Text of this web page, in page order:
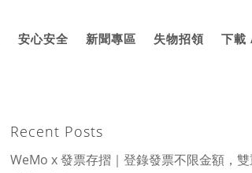
安心安全 新聞專區 失物招領 下載
Recent Posts
WeMo x 發票存摺｜登錄發票不限金額，雙